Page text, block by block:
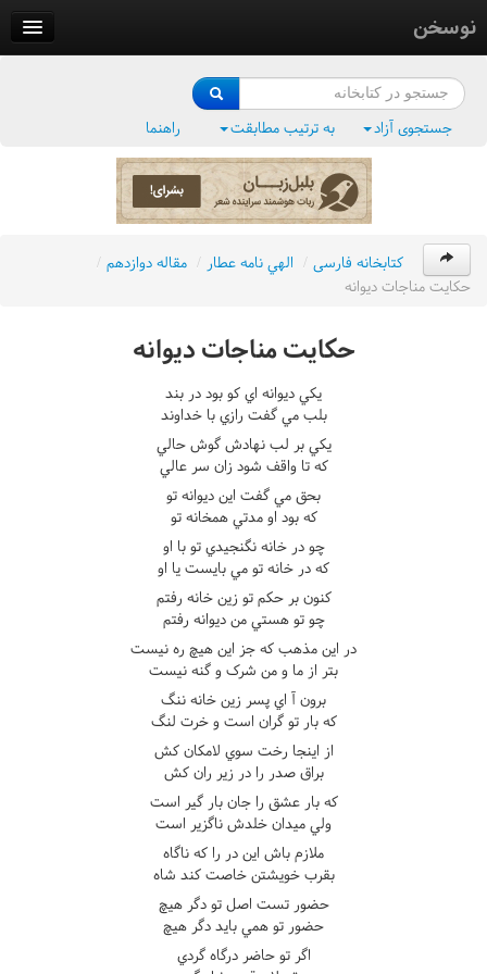
نوسخن
فرهنگ واژگان
جستجوی آزاد به ترتیب مطابقت راهنما
کتابخانه فارسی / الهي نامه عطار / مقاله دوازدهم /
حکايت مناجات ديوانه
حکايت مناجات ديوانه
يکي ديوانه اي کو بود در بند
بلب مي گفت رازي با خداوند
يکي بر لب نهادش گوش حالي
که تا واقف شود زان سر عالي
بحق مي گفت اين ديوانه تو
که بود او مدتي همخانه تو
چو در خانه نگنجيدي تو با او
که در خانه تو مي بايست يا او
کنون بر حکم تو زين خانه رفتم
چو تو هستي من ديوانه رفتم
در اين مذهب که جز اين هيچ ره نيست
بتر از ما و من شرک و گنه نيست
برون آ اي پسر زين خانه ننگ
که بار تو گران است و خرت لنگ
از اينجا رخت سوي لامکان کش
براق صدر را در زير ران کش
که بار عشق را جان بار گير است
ولي ميدان خلدش ناگزير است
ملازم باش اين در را که ناگاه
بقرب خويشتن خاصت کند شاه
حضور تست اصل تو دگر هيچ
حضور تو همي بايد دگر هيچ
اگر تو حاضر درگاه گردي